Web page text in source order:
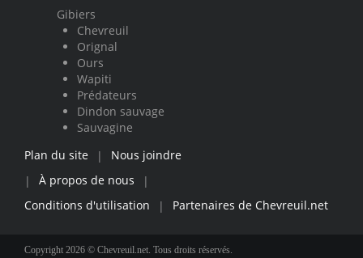
Gibiers
Chevreuil
Orignal
Ours
Wapiti
Prédateurs
Dindon sauvage
Sauvagine
Plan du site
|
Nous joindre
|
À propos de nous
|
Conditions d'utilisation
| Partenaires de Chevreuil.net
Copyright 2026 © Chevreuil.net. Tous droits réservés.